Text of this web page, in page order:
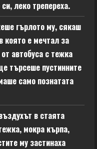
леко трепереха.
гърлото му, сякаш
която е мечтал за
автобуса с тежка
търсеше пустинните
само познатата
в стаята
мокра кърпа,
му застинаха